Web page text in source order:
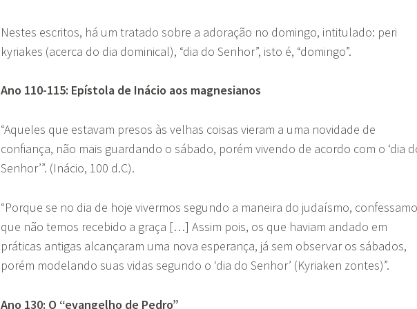
Nestes escritos, há um tratado sobre a adoração no domingo, intitulado: peri
kyriakes (acerca do dia dominical), “dia do Senhor”, isto é, “domingo”.
Ano 110-115: Epístola de Inácio aos magnesianos
“Aqueles que estavam presos às velhas coisas vieram a uma novidade de
confiança, não mais guardando o sábado, porém vivendo de acordo com o ‘dia
Senhor’”. (Inácio, 100 d.C).
“Porque se no dia de hoje vivermos segundo a maneira do judaísmo,
que não temos recebido a graça […] Assim pois, os que haviam andado em
práticas antigas alcançaram uma nova esperança, já sem observar os sábados,
porém modelando suas vidas segundo o ‘dia do Senhor’ (Kyriaken zontes)”.
Ano 130: O “evangelho de Pedro”